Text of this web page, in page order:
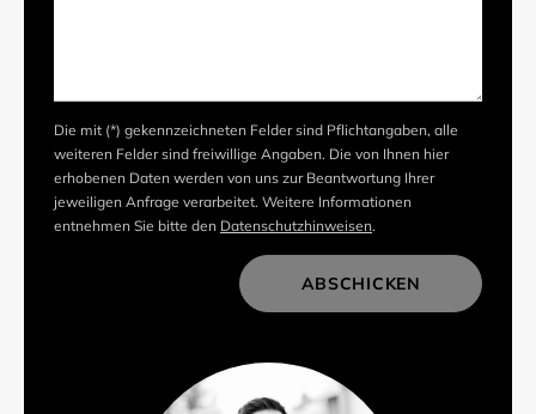
Die mit (*) gekennzeichneten Felder sind Pflichtangaben, alle
weiteren Felder sind freiwillige Angaben. Die von Ihnen hier
erhobenen Daten werden von uns zur Beantwortung Ihrer
jeweiligen Anfrage verarbeitet. Weitere Informationen
entnehmen Sie bitte den Datenschutzhinweisen.
ABSCHICKEN